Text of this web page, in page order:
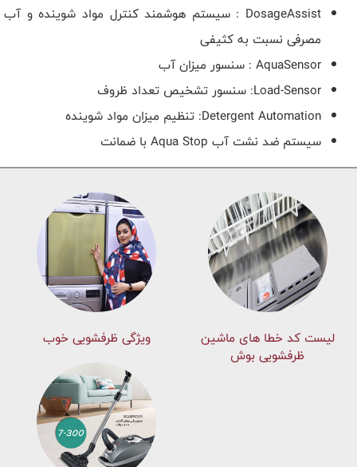
DosageAssist : سیستم هوشمند کنترل مواد شوینده و آب
مصرفی نسبت به کثیفی
AquaSensor : سنسور میزان آب
Load-Sensor: سنسور تشخیص تعداد ظروف
Detergent Automation: تنظیم میزان مواد شوینده
سیستم ضد نشت آب Aqua Stop با ضمانت
لیست کد خطا های ماشين
ظرفشویی بوش
ویژگی ظرفشویی خوب